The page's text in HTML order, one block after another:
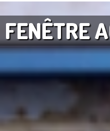
FENÊTRE